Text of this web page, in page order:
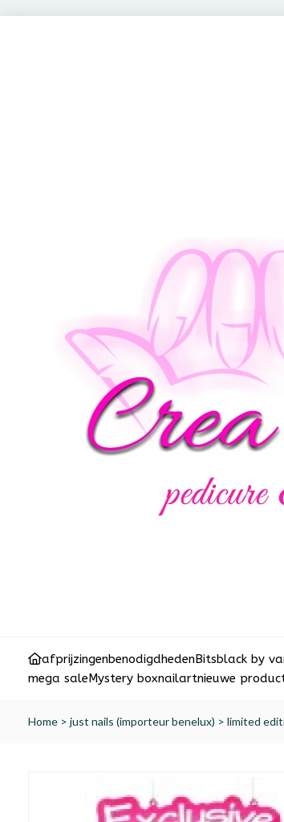
afprijzingenbenodigdhedenBitsblack by
mega saleMystery boxnailartnieuwe
Home > just nails (importeur benelux) > limited